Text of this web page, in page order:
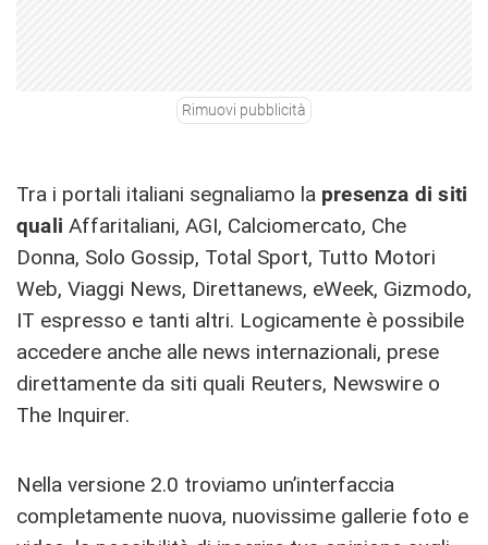
Rimuovi pubblicità
Tra i portali italiani segnaliamo la presenza di siti
quali Affaritaliani, AGI, Calciomercato, Che
Donna, Solo Gossip, Total Sport, Tutto Motori
Web, Viaggi News, Direttanews, eWeek, Gizmodo,
IT espresso e tanti altri. Logicamente è possibile
accedere anche alle news internazionali, prese
direttamente da siti quali Reuters, Newswire o
The Inquirer.
Nella versione 2.0 troviamo un’interfaccia
completamente nuova, nuovissime gallerie foto e